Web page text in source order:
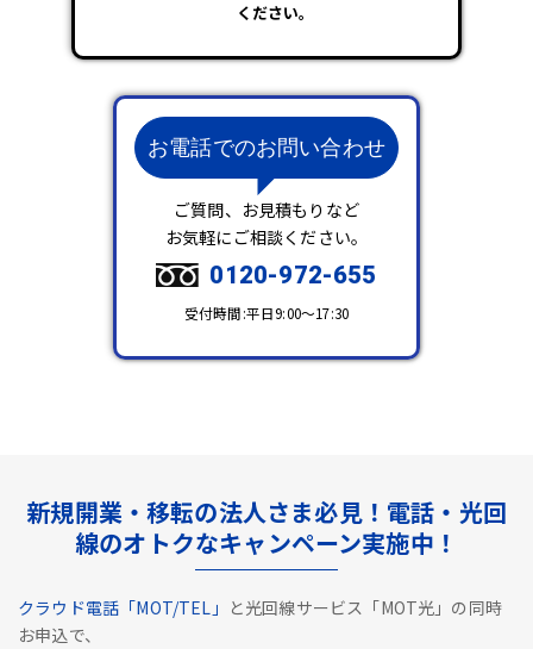
ください。
お電話でのお問い合わせ
ご質問、お見積もりなど
お気軽にご相談ください。
0120-972-655
受付時間:平日9:00～17:30
新規開業・移転の法人さま必見！電話・光回
線のオトクなキャンペーン実施中！
クラウド電話「MOT/TEL」 と光回線サービス「MOT光」の同時
お申込で、